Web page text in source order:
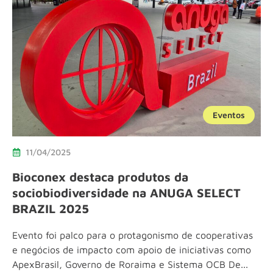
Eventos
11/04/2025
Bioconex destaca produtos da
sociobiodiversidade na ANUGA SELECT
BRAZIL 2025
Evento foi palco para o protagonismo de cooperativas
e negócios de impacto com apoio de iniciativas como
ApexBrasil, Governo de Roraima e Sistema OCB De...